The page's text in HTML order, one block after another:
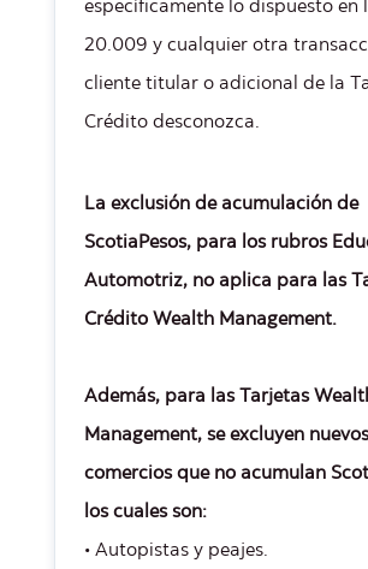
específicamente lo dispuesto en
20.009 y cualquier otra
cliente titular o adicional de la
Crédito desconozca.
La exclusión de acumulación de
ScotiaPesos, para los rubros
Automotriz, no aplica para las
Crédito Wealth Management.
Además, para las Tarjetas
Management, se excluyen nuevos
comercios que no acumulan
los cuales son:
• Autopistas y peajes.